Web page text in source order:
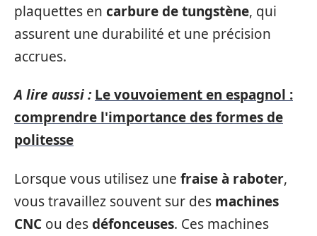
plaquettes en carbure de tungstène, qui
assurent une durabilité et une précision
accrues.
A lire aussi : Le vouvoiement en espagnol :
comprendre l'importance des formes de
politesse
Lorsque vous utilisez une fraise à raboter,
vous travaillez souvent sur des machines
CNC ou desdéfonceuses. Ces machines